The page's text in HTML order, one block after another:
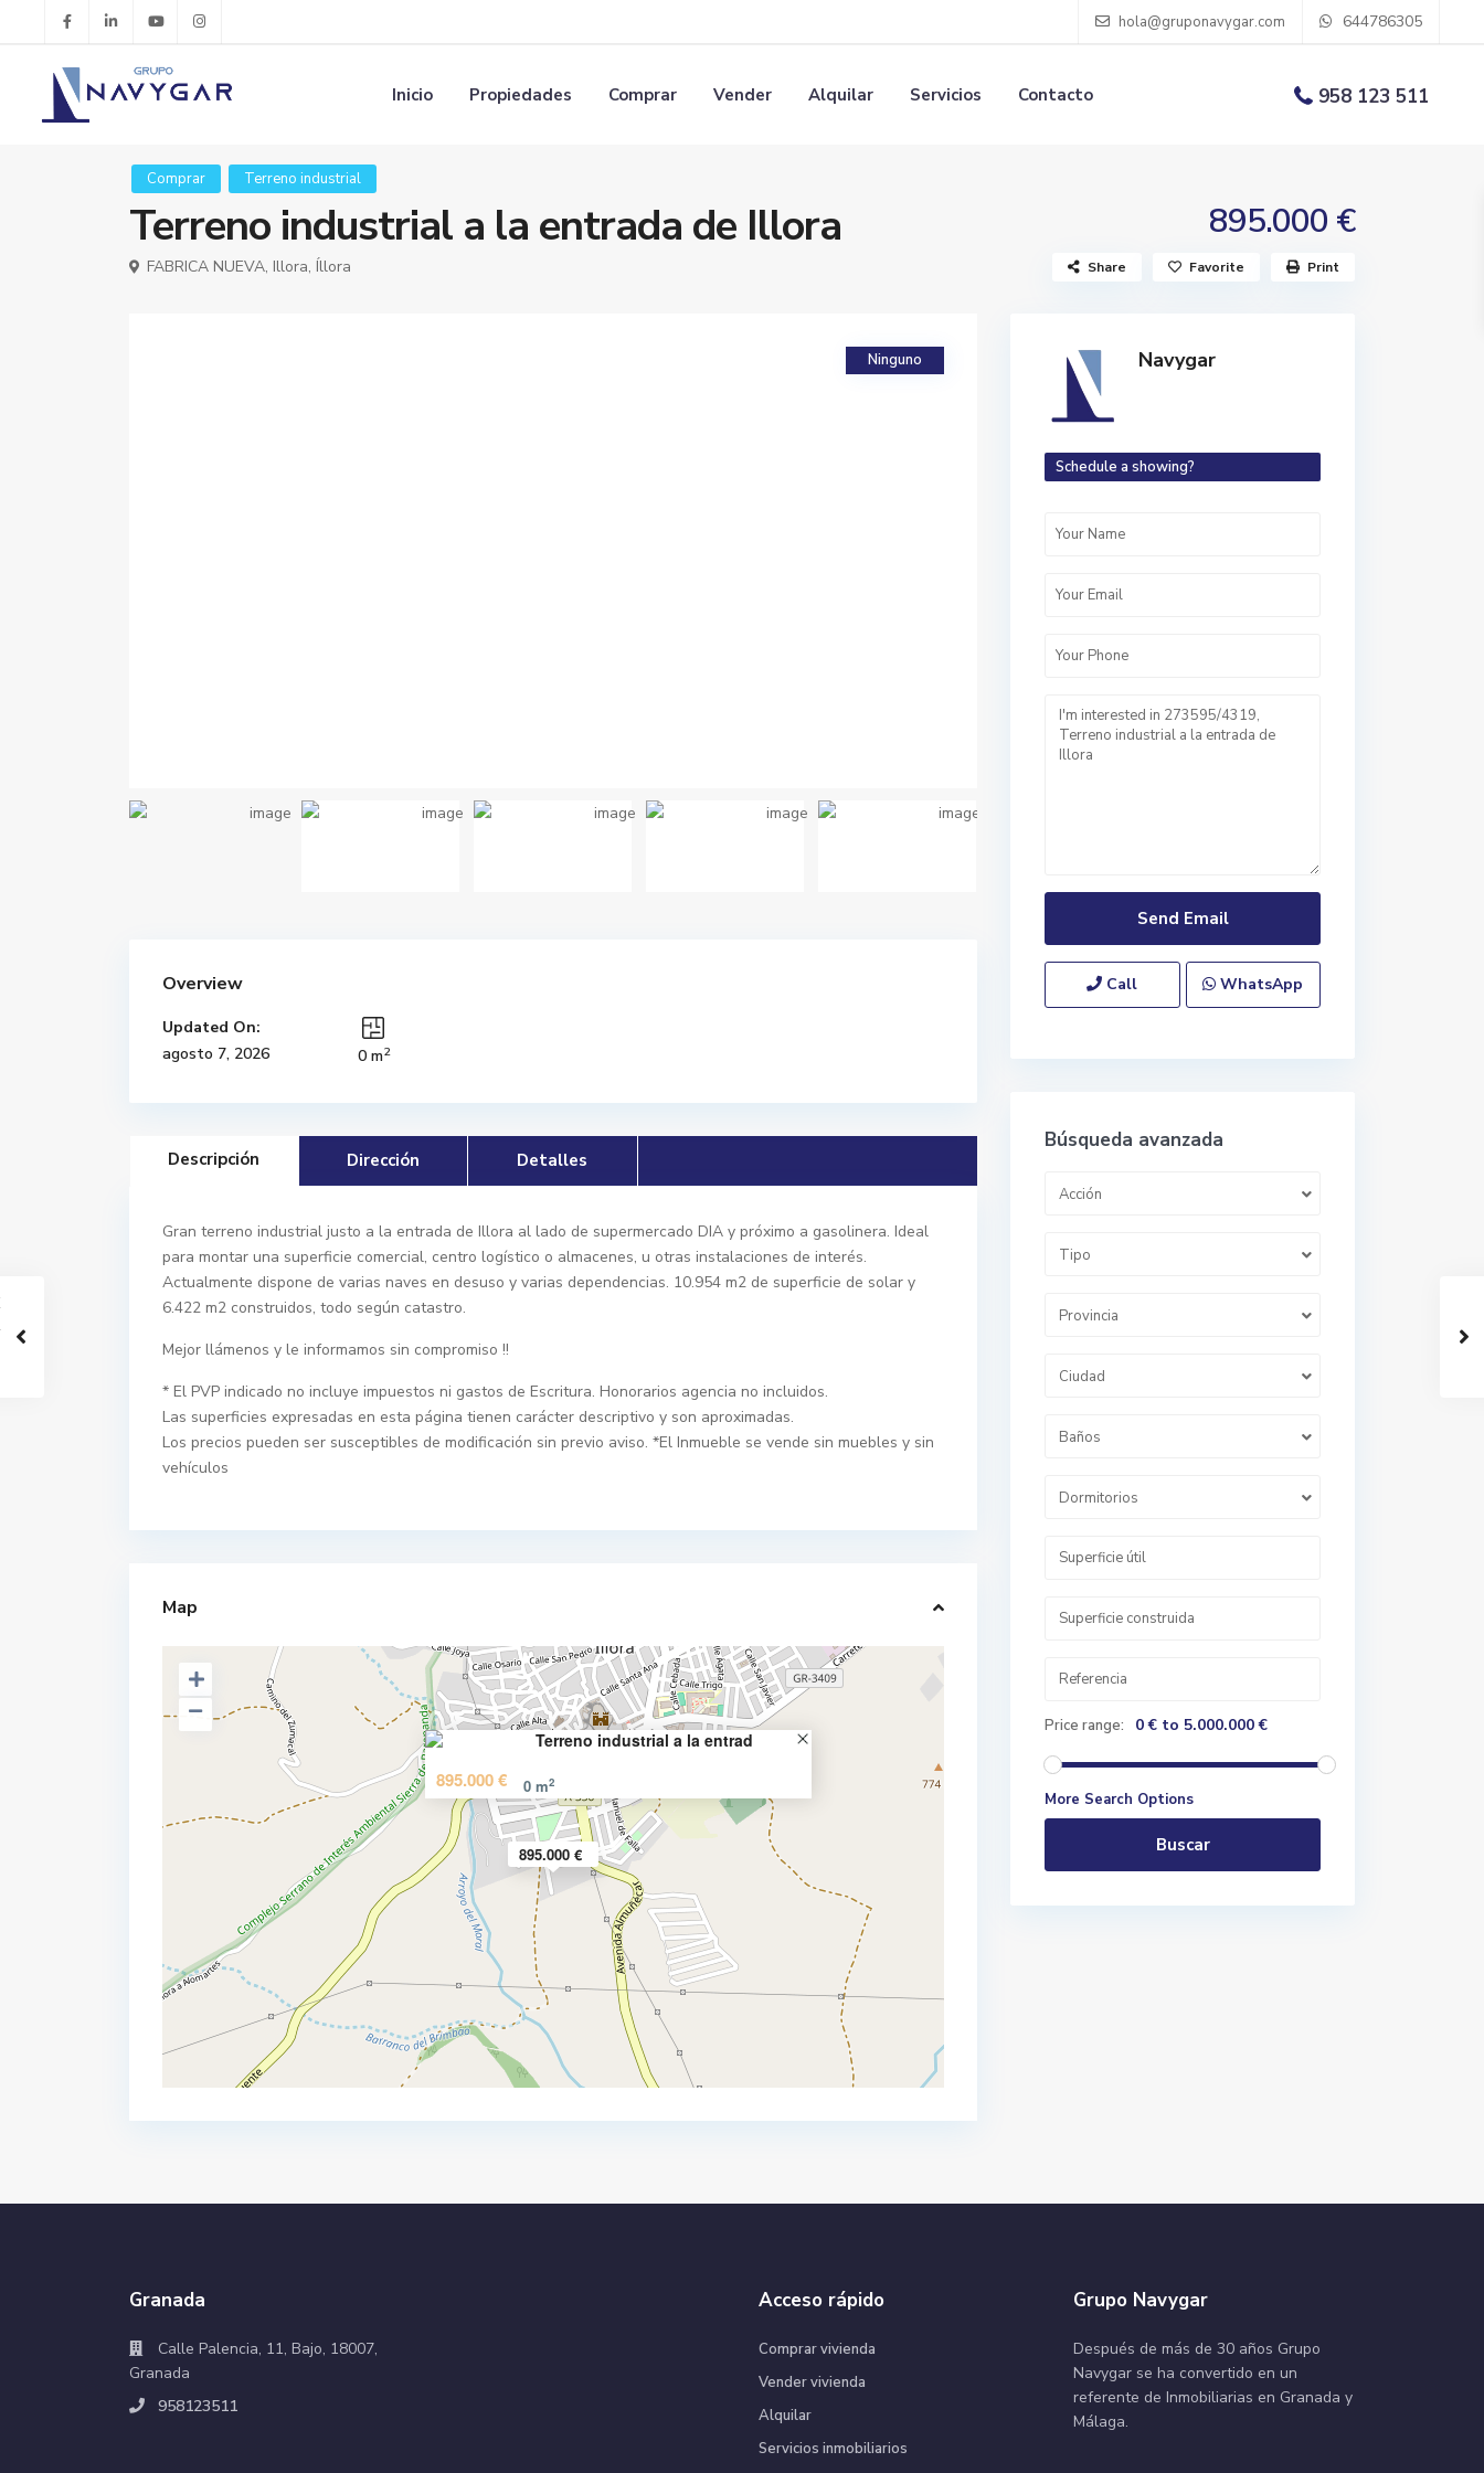
hola@gruponavygar.com 644786305
958 123 511
Inicio Propiedades Comprar Vender Alquilar Servicios Contacto
Comprar Terreno industrial
Terreno industrial a la entrada de Illora 895.000 €
FABRICA NUEVA, Illora, Íllora Share Favorite Print
Ninguno
Overview
Updated On:
agosto 7, 2026
0 m2
Descripción Dirección Detalles
Gran terreno industrial justo a la entrada de Illora al lado de supermercado DIA y próximo a gasolinera. Ideal
para montar una superficie comercial, centro logístico o almacenes, u otras instalaciones de interés.
Actualmente dispone de varias naves en desuso y varias dependencias. 10.954 m2 de superficie de solar y
6.422 m2 construidos, todo según catastro.
Mejor llámenos y le informamos sin compromiso !!
* El PVP indicado no incluye impuestos ni gastos de Escritura. Honorarios agencia no incluidos.
Las superficies expresadas en esta página tienen carácter descriptivo y son aproximadas.
Los precios pueden ser susceptibles de modificación sin previo aviso. *El Inmueble se vende sin muebles y sin
vehículos
Map
895.000 €
Terreno industrial a la entrad
895.000 € 0 m2
Navygar
Schedule a showing?
Call WhatsApp
Búsqueda avanzada
Acción
Tipo
Provincia
Ciudad
Baños
Dormitorios
Price range: 0 € to 5.000.000 €
More Search Options
Buscar
Granada
Calle Palencia, 11, Bajo, 18007,
Granada
958123511
Acceso rápido
Comprar vivienda
Vender vivienda
Alquilar
Servicios inmobiliarios
Grupo Navygar
Después de más de 30 años Grupo
Navygar se ha convertido en un
referente de Inmobiliarias en Granada y
Málaga.